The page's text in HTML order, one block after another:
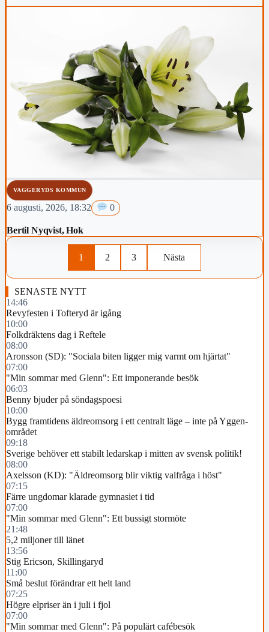
VAGGERYDS KOMMUN
6 augusti, 2026, 18:32 0
Bertil Nyqvist, Hok
1 2 3 Nästa
SENASTE NYTT
14:46
Revyfesten i Tofteryd är igång
10:00
Folkdräktens dag i Reftele
08:00
Aronsson (SD): "Sociala biten ligger mig varmt om hjärtat"
07:00
"Min sommar med Glenn": Ett imponerande besök
06:03
Benny bjuder på söndagspoesi
10:00
Bygg framtidens äldreomsorg i ett centralt läge – inte på Yggen-
området
09:18
Sverige behöver ett stabilt ledarskap i mitten av svensk politik!
08:00
Axelsson (KD): "Äldreomsorg blir viktig valfråga i höst"
07:15
Färre ungdomar klarade gymnasiet i tid
07:00
"Min sommar med Glenn": Ett bussigt stormöte
21:48
5,2 miljoner till länet
13:56
Stig Ericson, Skillingaryd
11:00
Små beslut förändrar ett helt land
07:25
Högre elpriser än i juli i fjol
07:00
"Min sommar med Glenn": På populärt cafébesök